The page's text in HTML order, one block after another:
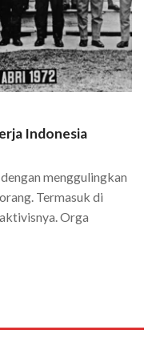
Indonesia
menggulingkan
Termasuk di
Orga